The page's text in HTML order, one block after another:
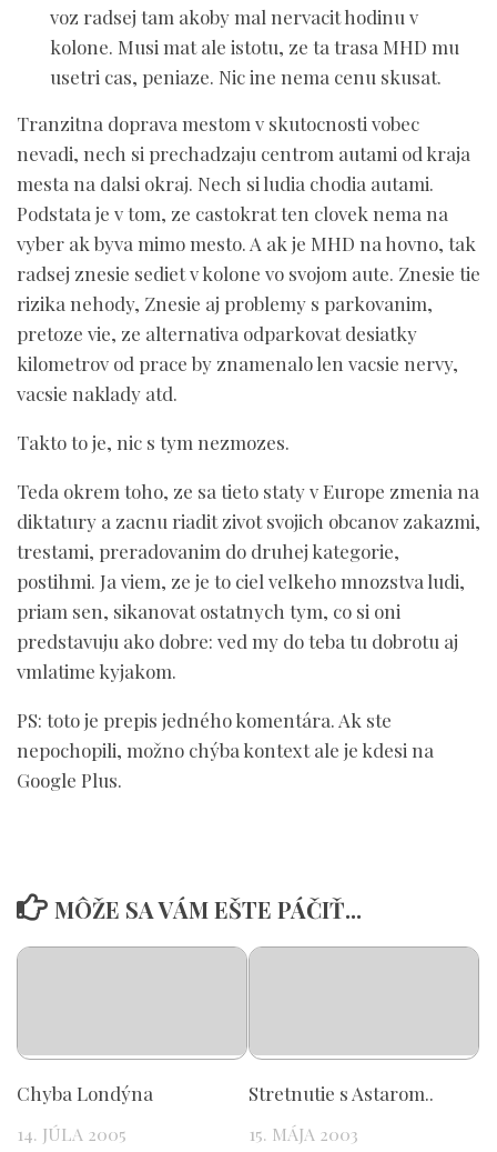
voz radsej tam akoby mal nervacit hodinu v
kolone. Musi mat ale istotu, ze ta trasa MHD mu
usetri cas, peniaze. Nic ine nema cenu skusat.
Tranzitna doprava mestom v skutocnosti vobec
nevadi, nech si prechadzaju centrom autami od kraja
mesta na dalsi okraj. Nech si ludia chodia autami.
Podstata je v tom, ze castokrat ten clovek nema na
vyber ak byva mimo mesto. A ak je MHD na hovno, tak
radsej znesie sediet v kolone vo svojom aute. Znesie tie
rizika nehody, Znesie aj problemy s parkovanim,
pretoze vie, ze alternativa odparkovat desiatky
kilometrov od prace by znamenalo len vacsie nervy,
vacsie naklady atd.
Takto to je, nic s tym nezmozes.
Teda okrem toho, ze sa tieto staty v Europe zmenia na
diktatury a zacnu riadit zivot svojich obcanov zakazmi,
trestami, preradovanim do druhej kategorie,
postihmi. Ja viem, ze je to ciel velkeho mnozstva ludi,
priam sen, sikanovat ostatnych tym, co si oni
predstavuju ako dobre: ved my do teba tu dobrotu aj
vmlatime kyjakom.
PS: toto je prepis jedného komentára. Ak ste
nepochopili, možno chýba kontext ale je kdesi na
Google Plus.
MÔŽE SA VÁM EŠTE PÁČIŤ...
Chyba Londýna
14. JÚLA 2005
Stretnutie s Astarom..
15. MÁJA 2003